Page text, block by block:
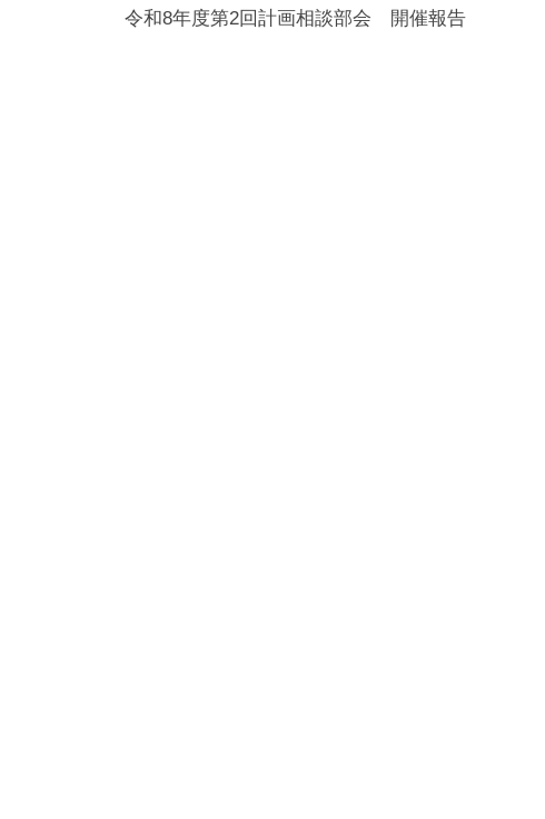
稿
令和8年度第2回計画相談部会 開催報告